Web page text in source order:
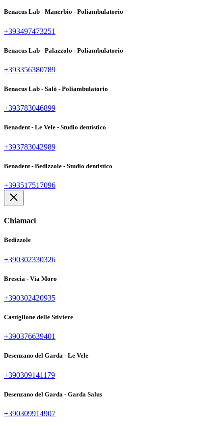
Benacus Lab - Manerbio - Poliambulatorio
+393497473251
Benacus Lab - Palazzolo - Poliambulatorio
+393356380789
Benacus Lab - Salò - Poliambulatorio
+393783046899
Benadent - Le Vele - Studio dentistico
+393783042989
Benadent - Bedizzole - Studio dentistico
+393517517096
Chiamaci
Bedizzole
+390302330326
Brescia - Via Moro
+390302420935
Castiglione delle Stiviere
+390376639401
Desenzano del Garda - Le Vele
+390309141179
Desenzano del Garda - Garda Salus
+390309914907